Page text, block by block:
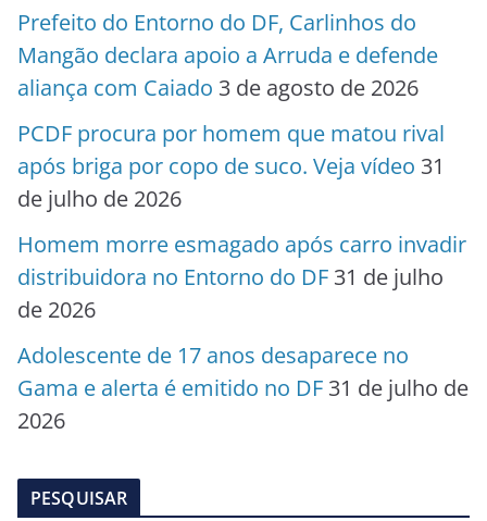
Prefeito do Entorno do DF, Carlinhos do
Mangão declara apoio a Arruda e defende
aliança com Caiado 3 de agosto de 2026
PCDF procura por homem que matou rival
após briga por copo de suco. Veja vídeo 31
de julho de 2026
Homem morre esmagado após carro invadir
distribuidora no Entorno do DF 31 de julho
de 2026
Adolescente de 17 anos desaparece no
Gama e alerta é emitido no DF 31 de julho de
2026
PESQUISAR